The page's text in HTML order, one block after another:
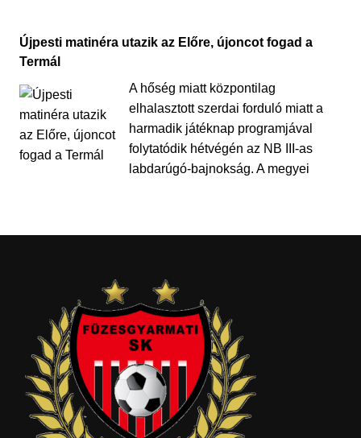
Újpesti matinéra utazik az Előre, újoncot fogad a
Termál
A hőség miatt központilag
elhalasztott szerdai forduló miatt a
harmadik játéknap programjával
folytatódik hétvégén az NB III-as
labdarúgó-bajnokság. A megyei